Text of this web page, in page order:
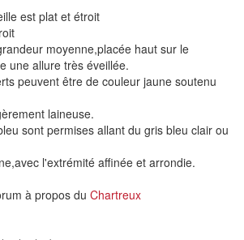
est plat et étroit
moyenne,placée haut sur le
une allure très éveillée.
peuvent être de couleur jaune soutenu
laineuse.
sont permises allant du gris bleu clair ou
l'extrémité affinée et arrondie.
à propos du Chartreux